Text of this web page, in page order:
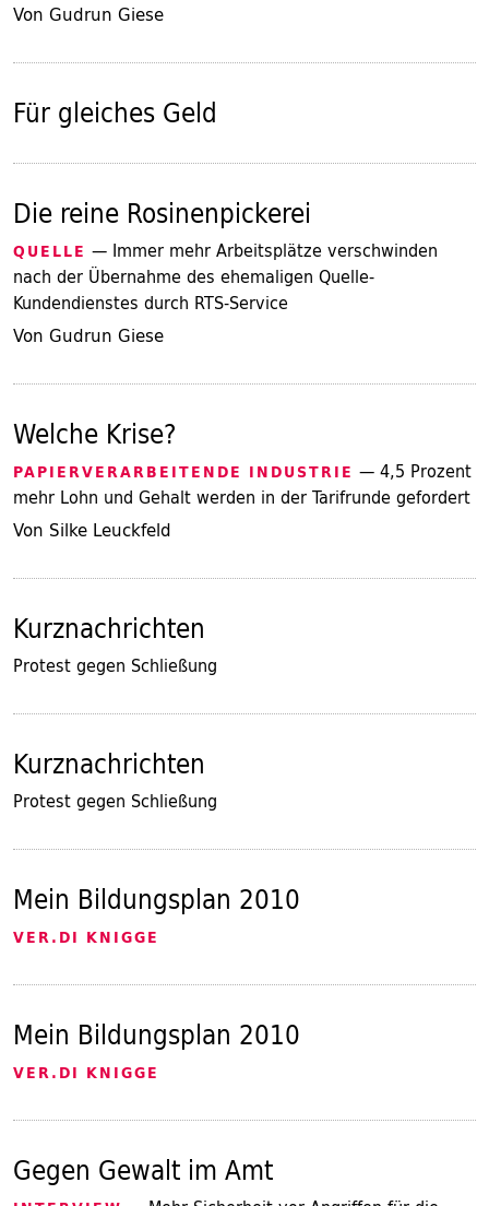
Von Gudrun Giese
Für gleiches Geld
Die reine Rosinenpickerei
QUELLE — Immer mehr Arbeitsplätze verschwinden
nach der Übernahme des ehemaligen Quelle-
Kundendienstes durch RTS-Service
Von Gudrun Giese
Welche Krise?
PAPIERVERARBEITENDE INDUSTRIE — 4,5 Prozent
mehr Lohn und Gehalt werden in der Tarifrunde gefordert
Von Silke Leuckfeld
Kurznachrichten
Protest gegen Schließung
Kurznachrichten
Protest gegen Schließung
Mein Bildungsplan 2010
VER.DI KNIGGE
Mein Bildungsplan 2010
VER.DI KNIGGE
Gegen Gewalt im Amt